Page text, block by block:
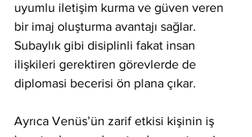
uyumlu iletişim kurma ve güven veren
bir imaj oluşturma avantajı sağlar.
Subaylık gibi disiplinli fakat insan
ilişkileri gerektiren görevlerde de
diplomasi becerisi ön plana çıkar.
Ayrıca Venüs’ün zarif etkisi kişinin iş